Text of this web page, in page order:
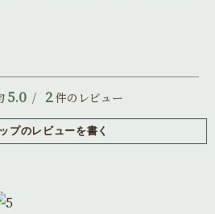
5.0 / 2件のレビュー